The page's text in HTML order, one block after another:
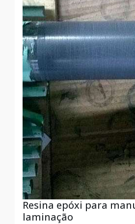
Resina epóxi para
laminação